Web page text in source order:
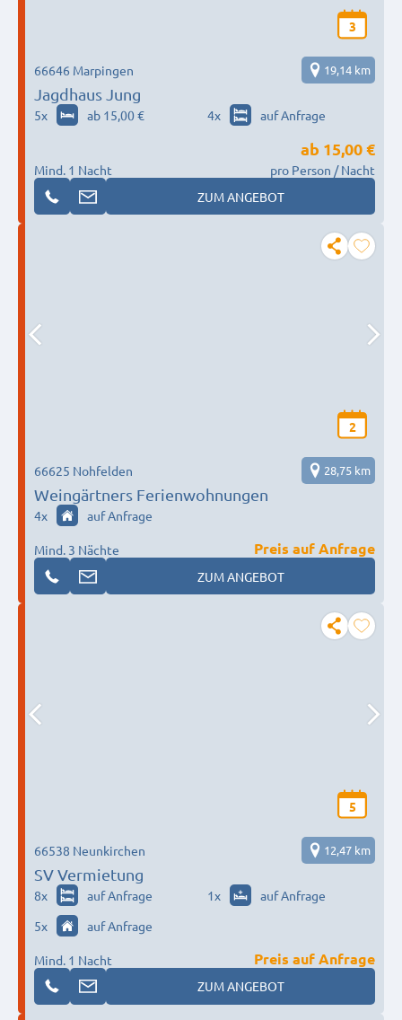
3
Jagdhaus Jung
66646 Marpingen 19,14 km
5x ab 15,00 € 4x auf Anfrage
Mind. 1 Nacht
ab 15,00 €
pro Person / Nacht
ZUM ANGEBOT
2
Weingärtners Ferienwohnungen
66625 Nohfelden 28,75 km
4x auf Anfrage
Mind. 3 Nächte
Preis auf Anfrage
ZUM ANGEBOT
5
SV Vermietung
66538 Neunkirchen 12,47 km
8x auf Anfrage 1x
auf Anfrage
5x auf Anfrage
Mind. 1 Nacht
Preis auf Anfrage
ZUM ANGEBOT